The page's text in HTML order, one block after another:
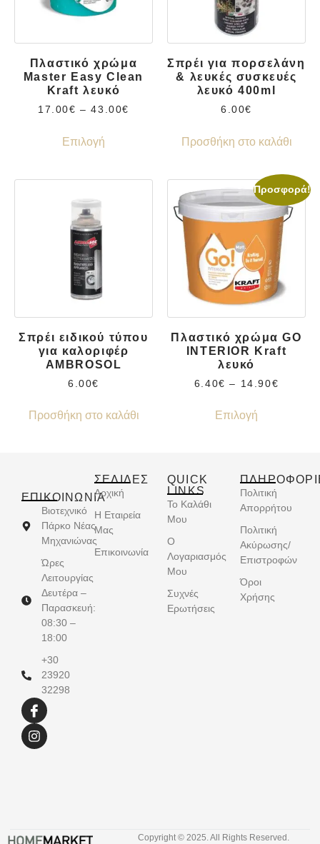
Πλαστικό χρώμα
Master Easy Clean
Kraft λευκό
17.00€ – 43.00€
Επιλογή
Σπρέι για πορσελάνη
& λευκές συσκευές
λευκό 400ml
6.00€
Προσθήκη στο καλάθι
Σπρέι ειδικού τύπου
για καλοριφέρ
AMBROSOL
6.00€
Προσθήκη στο καλάθι
Προσφορά!
Πλαστικό χρώμα GO
INTERIOR Kraft
λευκό
6.40€ – 14.90€
Επιλογή
ΕΠΙΚΟΙΝΩΝΊΑ
Βιοτεχνικό
Πάρκο Νέας
Μηχανιώνας
Ώρες
Λειτουργίας
Δευτέρα –
Παρασκευή:
08:30 –
18:00
+30
23920
32298
ΣΕΛΙΔΕΣ
Αρχική
Η Εταιρεία
Μας
Επικοινωνία
QUICK
LINKS
Το Καλάθι
Μου
Ο
Λογαριασμός
Μου
Συχνές
Ερωτήσεις
Πολιτική
Απορρήτου
Πολιτική
Ακύρωσης/
Επιστροφών
Όροι
Χρήσης
Copyright © 2025. All Rights Reserved.